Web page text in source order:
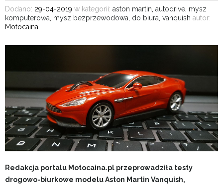
Dodano: 29-04-2019 w kategorii: aston martin, autodrive, mysz
komputerowa, mysz bezprzewodowa, do biura, vanquish autor:
Motocaina
Redakcja portalu Motocaina.pl przeprowadziła testy
drogowo-biurkowe modelu Aston Martin Vanquish,